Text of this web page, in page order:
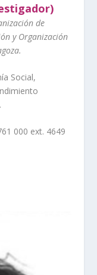
de
y Organización
Social,
000 ext. 4649